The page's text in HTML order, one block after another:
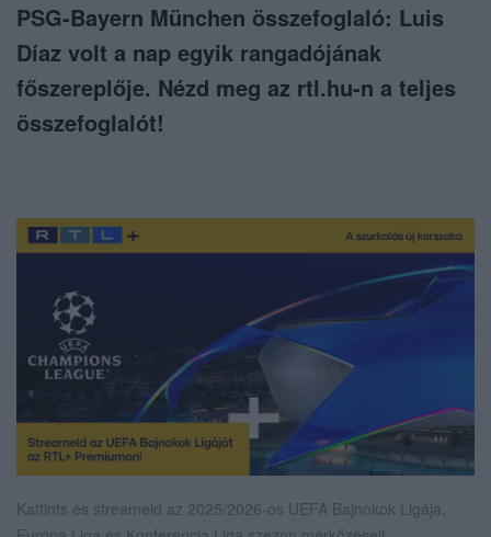
PSG-Bayern München összefoglaló: Luis
Díaz volt a nap egyik rangadójának
főszereplője. Nézd meg az rtl.hu-n a teljes
összefoglalót!
Kattints és streameld az 2025/2026-os UEFA Bajnokok Ligája,